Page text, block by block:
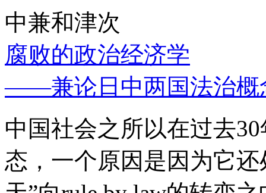
中兼和津次
腐败的政治经济学
——兼论日中两国法治概
中国社会之所以在过去
态，一个原因是因为它